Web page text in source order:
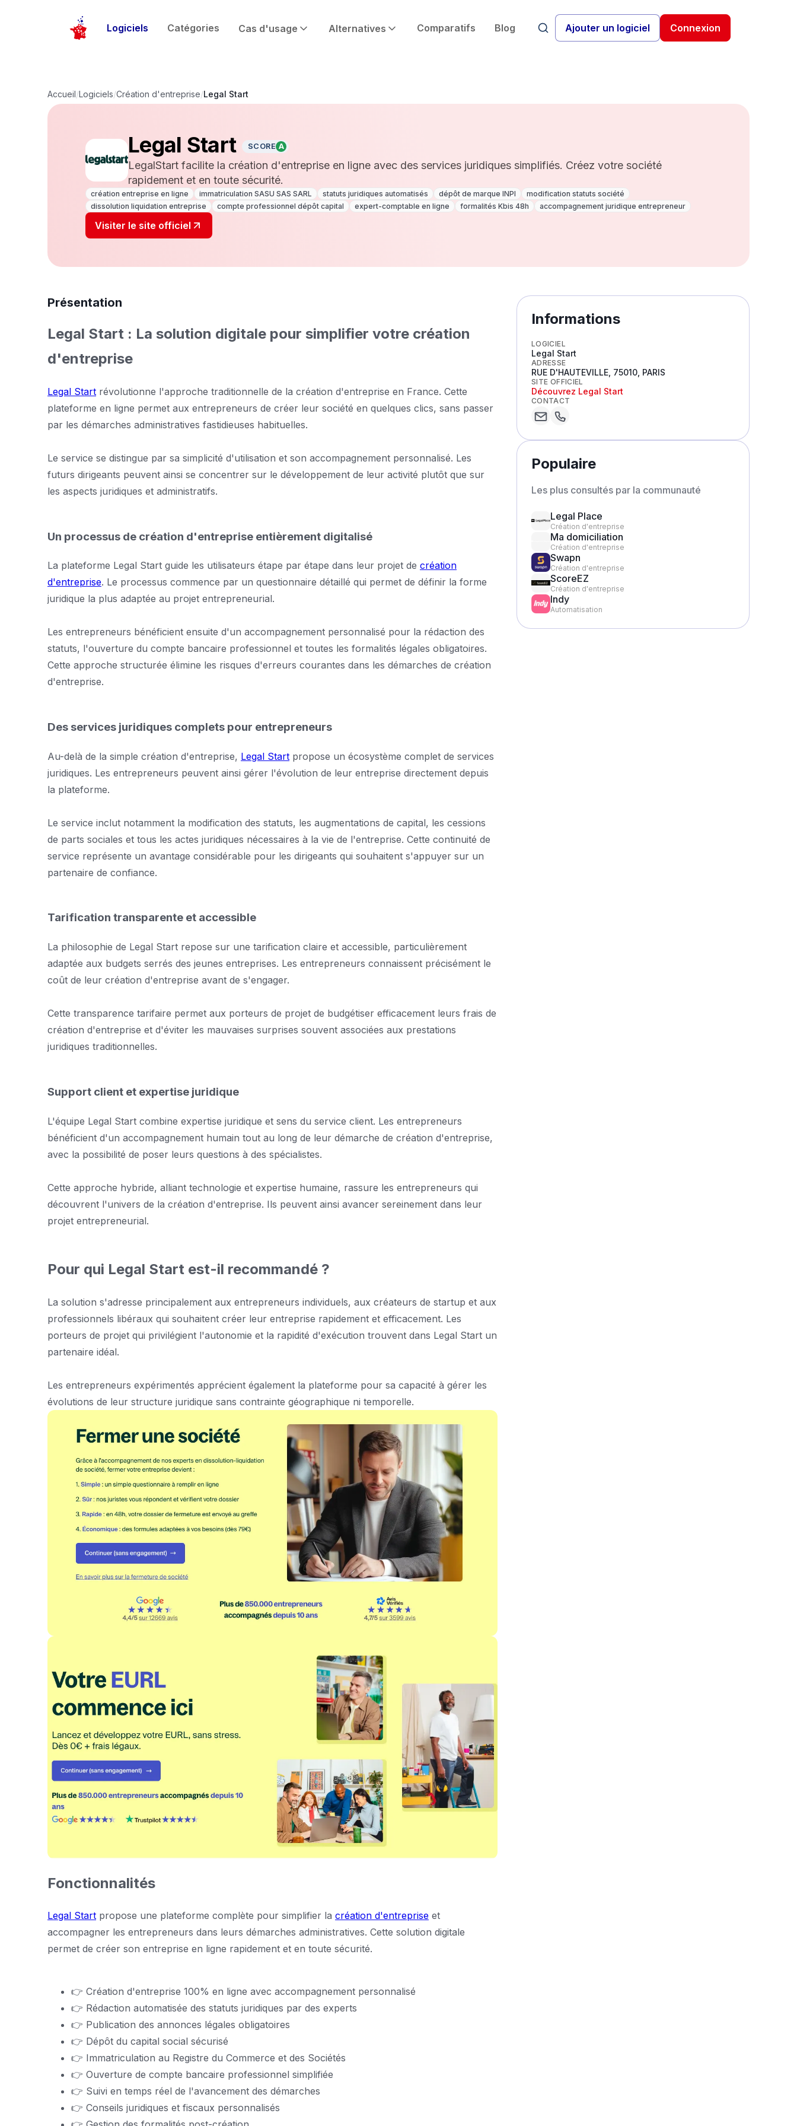
Logiciels Catégories Cas d'usage Alternatives Comparatifs Blog Ajouter un logiciel Connexion
Accueil/Logiciels/Création d'entreprise/Legal Start
Legal Start SCORE A
LegalStart facilite la création d'entreprise en ligne avec des services juridiques simplifiés. Créez votre société
rapidement et en toute sécurité.
création entreprise en ligne immatriculation SASU SAS SARL statuts juridiques automatisés dépôt de marque INPI
modification statuts société
dissolution liquidation entreprise
compte professionnel dépôt capital expert-comptable en ligne formalités Kbis 48h accompagnement juridique entrepreneur
Visiter le site officiel
Présentation
Legal Start : La solution digitale pour simplifier votre création
d'entreprise
Legal Start révolutionne l'approche traditionnelle de la création d'entreprise en France. Cette
plateforme en ligne permet aux entrepreneurs de créer leur société en quelques clics, sans passer
par les démarches administratives fastidieuses habituelles.
Le service se distingue par sa simplicité d'utilisation et son accompagnement personnalisé. Les
futurs dirigeants peuvent ainsi se concentrer sur le développement de leur activité plutôt que sur
les aspects juridiques et administratifs.
Un processus de création d'entreprise entièrement digitalisé
La plateforme Legal Start guide les utilisateurs étape par étape dans leur projet de création
d'entreprise. Le processus commence par un questionnaire détaillé qui permet de définir la forme
juridique la plus adaptée au projet entrepreneurial.
Les entrepreneurs bénéficient ensuite d'un accompagnement personnalisé pour la rédaction des
statuts, l'ouverture du compte bancaire professionnel et toutes les formalités légales obligatoires.
Cette approche structurée élimine les risques d'erreurs courantes dans les démarches de création
d'entreprise.
Des services juridiques complets pour entrepreneurs
Au-delà de la simple création d'entreprise, Legal Start propose un écosystème complet de services
juridiques. Les entrepreneurs peuvent ainsi gérer l'évolution de leur entreprise directement depuis
la plateforme.
Le service inclut notamment la modification des statuts, les augmentations de capital, les cessions
de parts sociales et tous les actes juridiques nécessaires à la vie de l'entreprise. Cette continuité de
service représente un avantage considérable pour les dirigeants qui souhaitent s'appuyer sur un
partenaire de confiance.
Tarification transparente et accessible
La philosophie de Legal Start repose sur une tarification claire et accessible, particulièrement
adaptée aux budgets serrés des jeunes entreprises. Les entrepreneurs connaissent précisément le
coût de leur création d'entreprise avant de s'engager.
Cette transparence tarifaire permet aux porteurs de projet de budgétiser efficacement leurs frais de
création d'entreprise et d'éviter les mauvaises surprises souvent associées aux prestations
juridiques traditionnelles.
Support client et expertise juridique
L'équipe Legal Start combine expertise juridique et sens du service client. Les entrepreneurs
bénéficient d'un accompagnement humain tout au long de leur démarche de création d'entreprise,
avec la possibilité de poser leurs questions à des spécialistes.
Cette approche hybride, alliant technologie et expertise humaine, rassure les entrepreneurs qui
découvrent l'univers de la création d'entreprise. Ils peuvent ainsi avancer sereinement dans leur
projet entrepreneurial.
Pour qui Legal Start est-il recommandé ?
La solution s'adresse principalement aux entrepreneurs individuels, aux créateurs de startup et aux
professionnels libéraux qui souhaitent créer leur entreprise rapidement et efficacement. Les
porteurs de projet qui privilégient l'autonomie et la rapidité d'exécution trouvent dans Legal Start un
partenaire idéal.
Les entrepreneurs expérimentés apprécient également la plateforme pour sa capacité à gérer les
évolutions de leur structure juridique sans contrainte géographique ni temporelle.
Fonctionnalités
Legal Start propose une plateforme complète pour simplifier la création d'entreprise et
accompagner les entrepreneurs dans leurs démarches administratives. Cette solution digitale
permet de créer son entreprise en ligne rapidement et en toute sécurité.
👉 Création d'entreprise 100% en ligne avec accompagnement personnalisé
👉 Rédaction automatisée des statuts juridiques par des experts
👉 Publication des annonces légales obligatoires
👉 Dépôt du capital social sécurisé
👉 Immatriculation au Registre du Commerce et des Sociétés
👉 Ouverture de compte bancaire professionnel simplifiée
👉 Suivi en temps réel de l'avancement des démarches
👉 Conseils juridiques et fiscaux personnalisés
Informations
LOGICIEL
Legal Start
ADRESSE
RUE D'HAUTEVILLE, 75010, PARIS
SITE OFFICIEL
Découvrez Legal Start
CONTACT
Populaire
Les plus consultés par la communauté
Legal Place
Création d'entreprise
Ma domiciliation
Création d'entreprise
Swapn
Création d'entreprise
ScoreEZ
Création d'entreprise
Indy
Automatisation